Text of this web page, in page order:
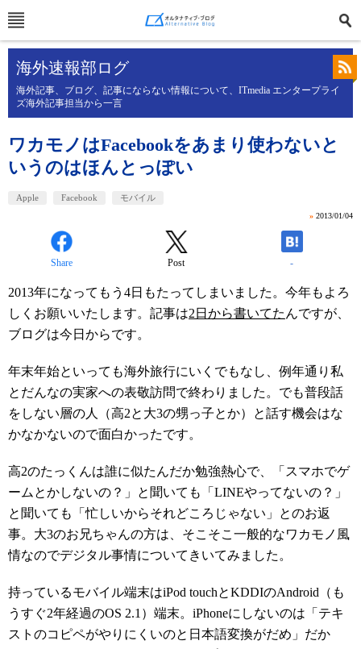
海外速報部ログ
海外記事、ブログ、記事にならない情報について、ITmedia エンタープライ
ズ海外記事担当から一言
ワカモノはFacebookをあまり使わないと
いうのはほんとっぽい
Apple Facebook モバイル
» 2013/01/04
Share Post -
2013年になってもう4日もたってしまいました。今年もよろ
しくお願いいたします。記事は2日から書いてた んですが、
ブログは今日からです。
年末年始といっても海外旅行にいくでもなし、例年通り私
とだんなの実家への表敬訪問で終わりました。でも普段話
をしない層の人（高2と大3の甥っ子とか）と話す機会はな
かなかないので面白かったです。
高2のたっくんは誰に似たんだか勉強熱心で、「スマホでゲ
ームとかしないの？」と聞いても「LINEやってないの？」
と聞いても「忙しいからそれどころじゃない」とのお返
事。大3のお兄ちゃんの方は、そこそこ一般的なワカモノ風
情なのでデジタル事情についてきいてみました。
持っているモバイル端末はiPod touchとKDDIのAndroid（も
うすぐ2年経過のOS 2.1）端末。iPhoneにしないのは「テキ
ストのコピペがやりにくいのと日本語変換がだめ」だか